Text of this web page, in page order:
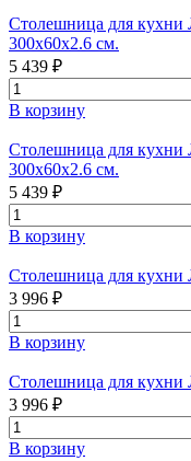
Столешница для
300x60x2.6 см.
5 439 ₽
В корзину
Столешница для
300x60x2.6 см.
5 439 ₽
В корзину
Столешница для
3 996 ₽
В корзину
Столешница для
3 996 ₽
В корзину